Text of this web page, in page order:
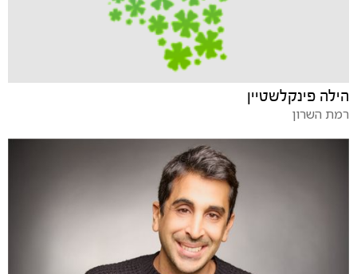
הילה פינקלשטיין
רמת השרון